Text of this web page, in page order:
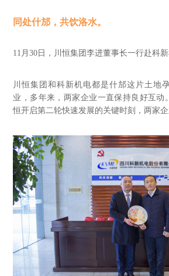
同处什邡，共饮洛水。
11月30日，川恒集团李进董事长一行赴科新
川恒集团和科新机电都是什邡这片土地
业，多年来，两家企业一直保持良好互动
恒开启第二轮快速发展的关键时刻，两家企